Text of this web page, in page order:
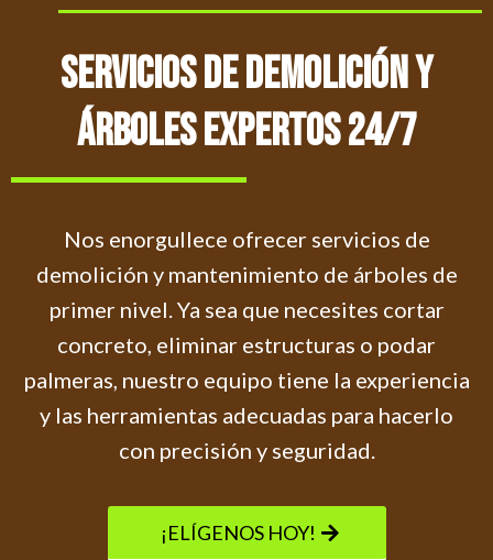
Servicios De Demolición Y
Árboles Expertos 24/7
Nos enorgullece ofrecer servicios de
demolición y mantenimiento de árboles de
primer nivel. Ya sea que necesites cortar
concreto, eliminar estructuras o podar
palmeras, nuestro equipo tiene la experiencia
y las herramientas adecuadas para hacerlo
con precisión y seguridad.
¡ELÍGENOS HOY!